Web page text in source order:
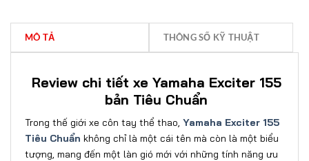
MÔ TẢ THÔNG SỐ KỸ THUẬT
Review chi tiết xe Yamaha Exciter 155
bản Tiêu Chuẩn
Trong thế giới xe côn tay thể thao, Yamaha Exciter 155
Tiêu Chuẩn không chỉ là một cái tên mà còn là một biểu
tượng, mang đến một làn gió mới với những tính năng ưu